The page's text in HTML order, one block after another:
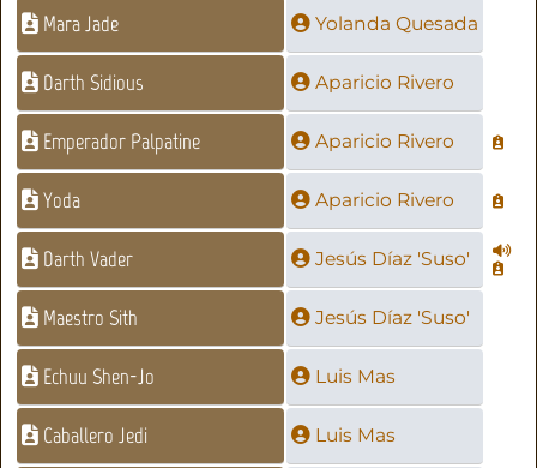
Mara Jade Yolanda Quesada
Darth Sidious Aparicio Rivero
Emperador Palpatine Aparicio Rivero
Yoda Aparicio Rivero
Darth Vader Jesús Díaz 'Suso'
Maestro Sith Jesús Díaz 'Suso'
Echuu Shen-Jo Luis Mas
Caballero Jedi Luis Mas